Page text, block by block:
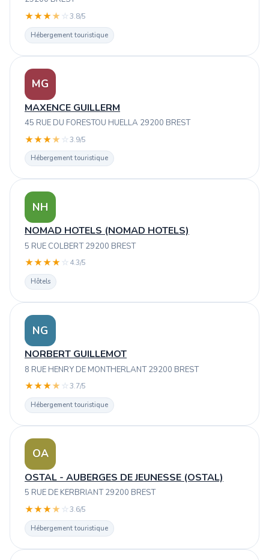
★★★★ ☆3.8/5
Hébergement touristique
MG
MAXENCE GUILLERM
45 RUE DU FORESTOU HUELLA 29200 BREST
★★★★ ☆3.9/5
Hébergement touristique
NH
NOMAD HOTELS (NOMAD HOTELS)
5 RUE COLBERT 29200 BREST
★★★★ ☆ 4.3/5
Hôtels
NG
NORBERT GUILLEMOT
8 RUE HENRY DE MONTHERLANT 29200 BREST
★★★★ ☆3.7/5
Hébergement touristique
OA
OSTAL - AUBERGES DE JEUNESSE (OSTAL)
5 RUE DE KERBRIANT 29200 BREST
★★★★ ☆3.6/5
Hébergement touristique